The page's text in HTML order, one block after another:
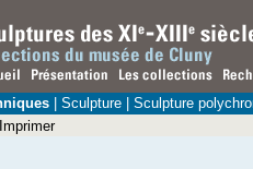
Sculpture | Sculpture
Imprimer